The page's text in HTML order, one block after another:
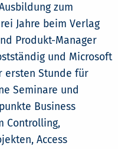
zum
Jahre beim Verlag
Produkt-Manager
und Microsoft
ersten Stunde für
Seminare und
Business
Controlling,
Access